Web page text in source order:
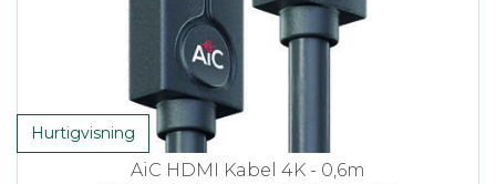
Hurtigvisning
AiC HDMI Kabel 4K - 0,6m